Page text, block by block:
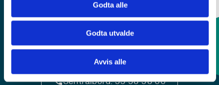
Godta alle
Godta utvalde
Avvis alle
Sentralbord: 55 58 58 00